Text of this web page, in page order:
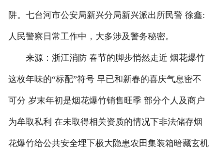
阱。七台河市公安局新兴分局新兴派出所民警 徐鑫:
人民警察日常工作中，大多涉及警务秘密。
来源：浙江消防 春节的脚步悄然走近 烟花爆竹
这枚年味的“标配”符号 早已和新春的喜庆气息密不
可分 岁末年初是烟花爆竹销售旺季 部分个人及商户
为牟取私利 在未取得相关资质的情况下非法储存烟
花爆竹给公共安全埋下极大隐患农田集装箱暗藏玄机